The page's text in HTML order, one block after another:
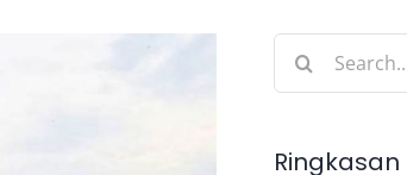
Search
Ringkasan